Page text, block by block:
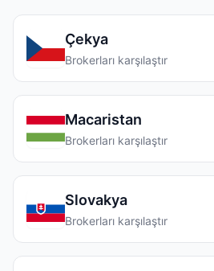
Çekya
Brokerları karşılaştır
Macaristan
Brokerları karşılaştır
Slovakya
Brokerları karşılaştır